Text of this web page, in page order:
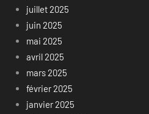
juillet 2025
juin 2025
mai 2025
avril 2025
mars 2025
février 2025
janvier 2025